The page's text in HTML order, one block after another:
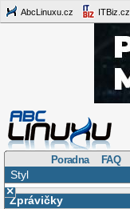
AbcLinuxu.cz ITBiz.cz
Poradna FAQ
Styl
×
Zprávičky